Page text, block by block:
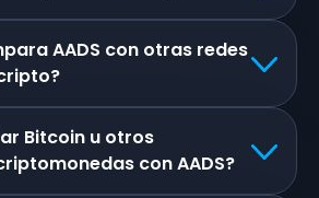
AADS con otras redes
Bitcoin u otros
con AADS?